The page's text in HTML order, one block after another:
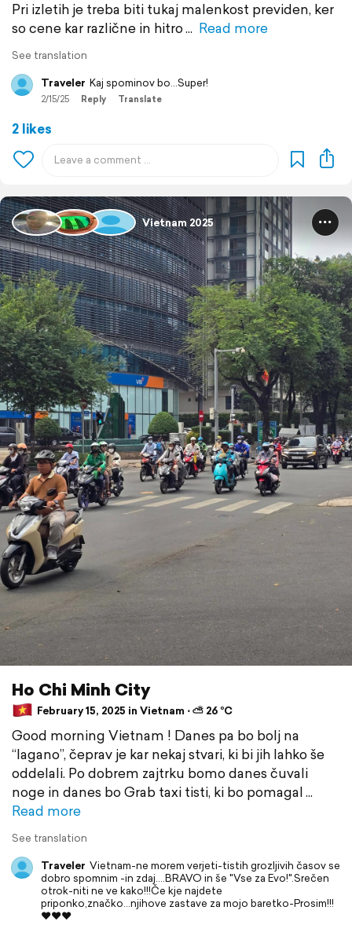
Pri izletih je treba biti tukaj malenkost previden, ker
so cene kar različne in hitro
Read more
See translation
Traveler Kaj spominov bo...Super!
2/15/25 Reply Translate
2 likes
Vietnam 2025
Ho Chi Minh City
February 15, 2025 in Vietnam ⋅ ⛅ 26 °C
Good morning Vietnam ! Danes pa bo bolj na
“lagano”, čeprav je kar nekaj stvari, ki bi jih lahko še
oddelali. Po dobrem zajtrku bomo danes čuvali
noge in danes bo Grab taxi tisti, ki bo pomagal
Read more
See translation
Traveler Vietnam-ne morem verjeti-tistih grozljivih časov se
dobro spomnim -in zdaj....BRAVO in še "Vse za Evo!".Srečen
otrok-niti ne ve kako!!!Če kje najdete
priponko,značko...njihove zastave za mojo baretko-Prosim!!!
❤️❤️❤️